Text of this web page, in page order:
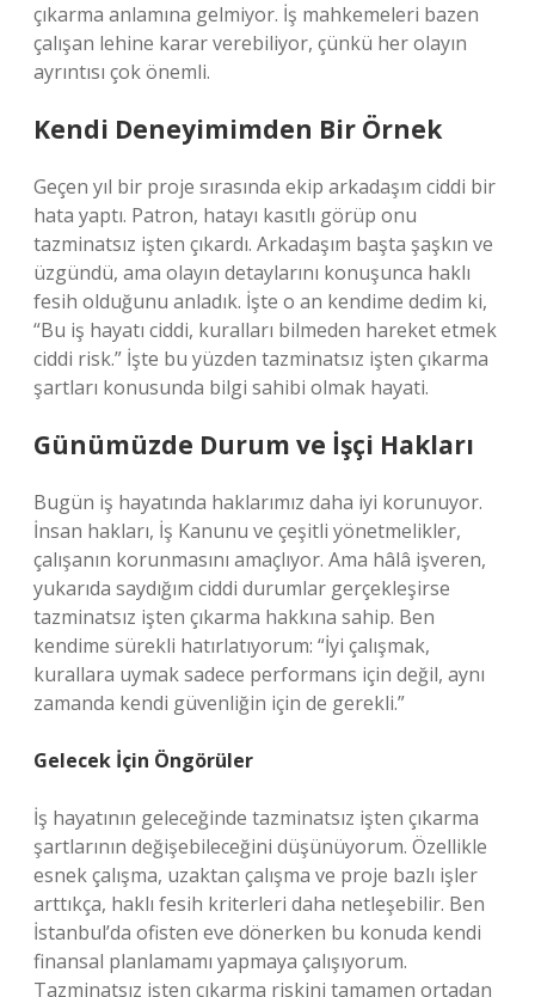
çıkarma anlamına gelmiyor. İş mahkemeleri bazen
çalışan lehine karar verebiliyor, çünkü her olayın
ayrıntısı çok önemli.
Kendi Deneyimimden Bir Örnek
Geçen yıl bir proje sırasında ekip arkadaşım ciddi bir
hata yaptı. Patron, hatayı kasıtlı görüp onu
tazminatsız işten çıkardı. Arkadaşım başta şaşkın ve
üzgündü, ama olayın detaylarını konuşunca haklı
fesih olduğunu anladık. İşte o an kendime dedim ki,
“Bu iş hayatı ciddi, kuralları bilmeden hareket etmek
ciddi risk.” İşte bu yüzden tazminatsız işten çıkarma
şartları konusunda bilgi sahibi olmak hayati.
Günümüzde Durum ve İşçi Hakları
Bugün iş hayatında haklarımız daha iyi korunuyor.
İnsan hakları, İş Kanunu ve çeşitli yönetmelikler,
çalışanın korunmasını amaçlıyor. Ama hâlâ işveren,
yukarıda saydığım ciddi durumlar gerçekleşirse
tazminatsız işten çıkarma hakkına sahip. Ben
kendime sürekli hatırlatıyorum: “İyi çalışmak,
kurallara uymak sadece performans için değil, aynı
zamanda kendi güvenliğin için de gerekli.”
Gelecek İçin Öngörüler
İş hayatının geleceğinde tazminatsız işten çıkarma
şartlarının değişebileceğini düşünüyorum. Özellikle
esnek çalışma, uzaktan çalışma ve proje bazlı işler
arttıkça, haklı fesih kriterleri daha netleşebilir. Ben
İstanbul’da ofisten eve dönerken bu konuda kendi
finansal planlamamı yapmaya çalışıyorum.
Tazminatsız işten çıkarma riskini tamamen ortadan